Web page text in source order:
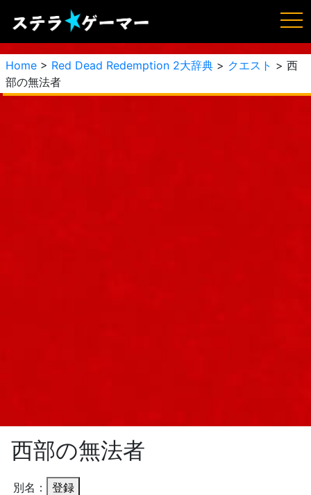
Home > Red Dead Redemption 2大辞典 > クエスト > 西
部の無法者
西部の無法者
別名： 登録